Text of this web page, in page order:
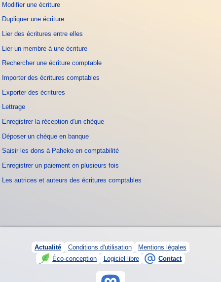
Modifier une écriture
Dupliquer une écriture
Lier des écritures entre elles
Lier un membre à une écriture
Rechercher une écriture comptable
Importer des écritures comptables
Exporter des écritures
Lettrage
Enregistrer la réception d'un chèque
Déposer un chèque en banque
Saisir les dons à Paheko en comptabilité
Enregistrer un paiement en plusieurs fois
Les autrices et auteurs des écritures comptables
Actualité Conditions d'utilisation
Mentions légales
Éco-conception
Logiciel libre Contact